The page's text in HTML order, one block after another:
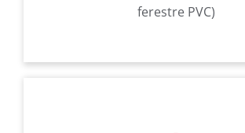
ferestre PVC)